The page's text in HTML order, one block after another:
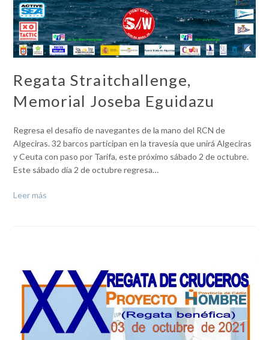
Regata Straitchallenge,
Memorial Joseba Eguidazu
Regresa el desafío de navegantes de la mano del RCN de
Algeciras. 32 barcos participan en la travesía que unirá Algeciras
y Ceuta con paso por Tarifa, este próximo sábado 2 de octubre.
Este sábado día 2 de octubre regresa…
Leer más